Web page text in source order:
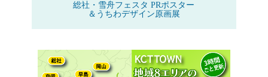
総社・雪舟フェスタ PRポスター
＆うちわデザイン原画展